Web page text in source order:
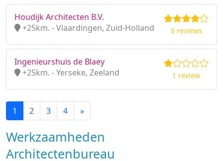
Houdijk Architecten B.V.
+25km. - Vlaardingen, Zuid-Holland
6 reviews
Ingenieurshuis de Blaey
+25km. - Yerseke, Zeeland
1 review
1 2 3 4 »
Werkzaamheden
Architectenbureau